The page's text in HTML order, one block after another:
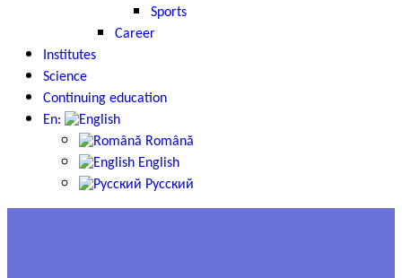
Sports
Career
Institutes
Science
Continuing education
En:
Română
English
Русский